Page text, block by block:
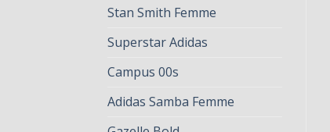
Stan Smith Femme
Superstar Adidas
Campus 00s
Adidas Samba Femme